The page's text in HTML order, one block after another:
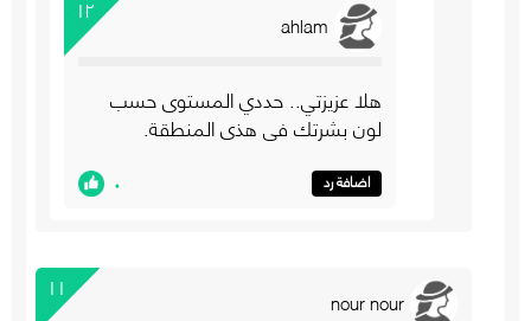
١٢ ahlam
هلا عزيزتي.. حددي المستوى حسب
لون بشرتك في هذي المنطقة.
اضافة رد ٠
١١ nour nour